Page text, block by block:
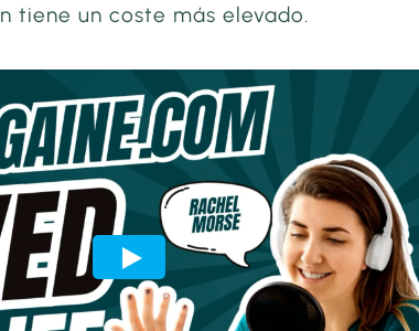
tiene un coste más elevado.